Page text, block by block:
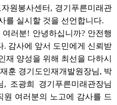
원봉사센터, 경기푸른미래관
를 실시할 것을 선언합니다.
러분! 안녕하십니까? 안전행
. 감사에 앞서 도민에게 신뢰받
재 양성을 위해 최선을 다하시
훈 경기도인재개발원장님, 박
, 조광희 경기푸른미래관장님
원 여러분의 노고에 감사를 드